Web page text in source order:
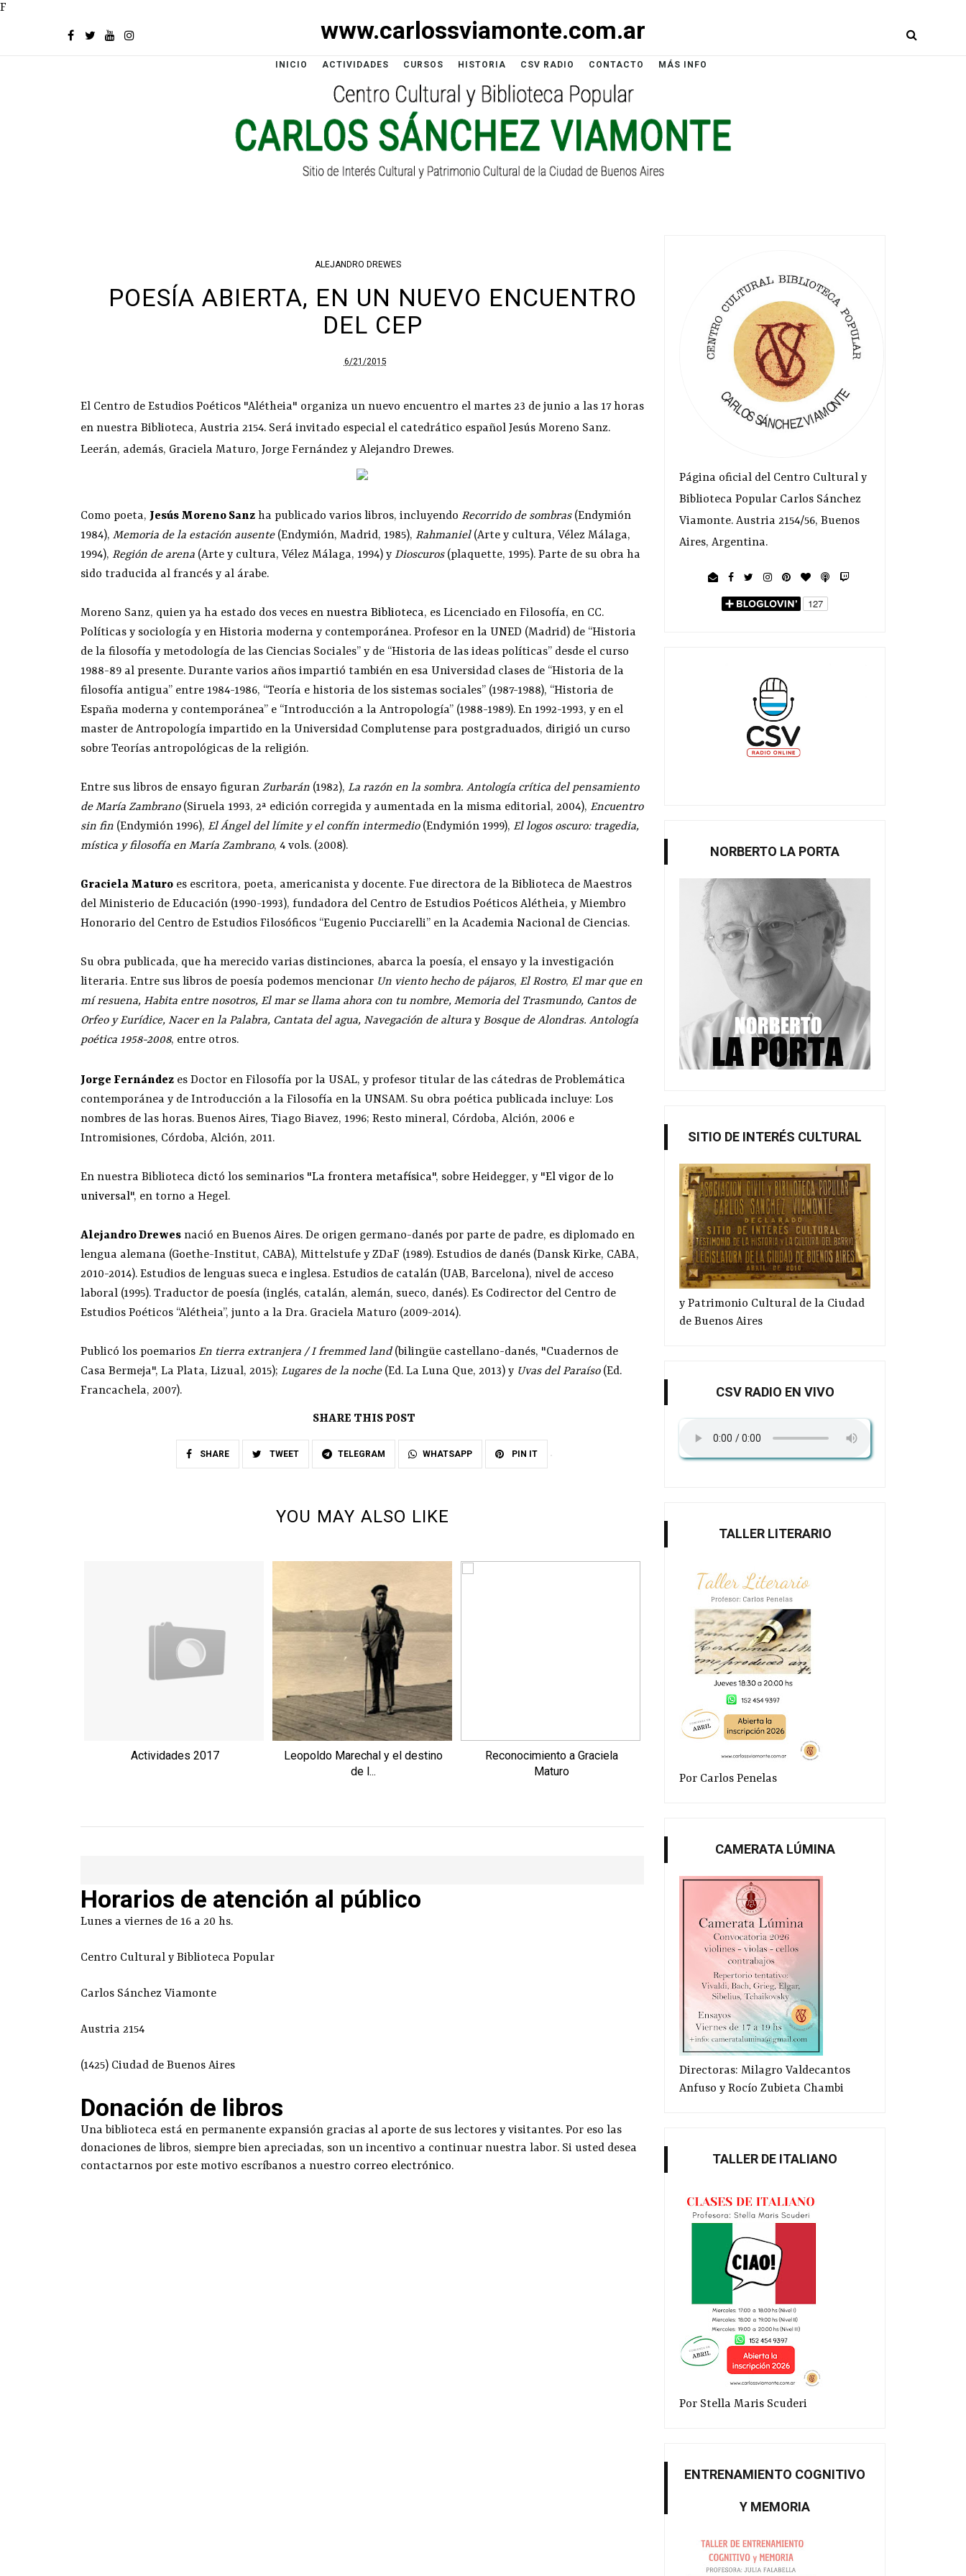
F
www.carlossviamonte.com.ar
INICIO ACTIVIDADES CURSOS HISTORIA CSV RADIO CONTACTO MÁS INFO
ALEJANDRO DREWES
POESÍA ABIERTA, EN UN NUEVO ENCUENTRO
DEL CEP
6/21/2015
El Centro de Estudios Poéticos "Alétheia" organiza un nuevo encuentro el martes 23 de junio a las 17 horas
en nuestra Biblioteca, Austria 2154. Será invitado especial el catedrático español Jesús Moreno Sanz.
Leerán, además, Graciela Maturo, Jorge Fernández y Alejandro Drewes.
Como poeta, Jesús Moreno Sanz ha publicado varios libros, incluyendo Recorrido de sombras(Endymión
1984), Memoria de la estación ausente(Endymión, Madrid, 1985), Rahmaniel(Arte y cultura, Vélez Málaga,
1994), Región de arena (Arte y cultura, Vélez Málaga, 1994) y Dioscuros (plaquette, 1995). Parte de su obra ha
sido traducida al francés y al árabe.
Moreno Sanz, quien ya ha estado dos veces en nuestra Biblioteca, es Licenciado en Filosofía, en CC.
Políticas y sociología y en Historia moderna y contemporánea. Profesor en la UNED (Madrid) de “Historia
de la filosofía y metodología de las Ciencias Sociales” y de “Historia de las ideas políticas” desde el curso
1988-89 al presente. Durante varios años impartió también en esa Universidad clases de “Historia de la
filosofía antigua” entre 1984-1986, “Teoría e historia de los sistemas sociales” (1987-1988), “Historia de
España moderna y contemporánea” e “Introducción a la Antropología” (1988-1989). En 1992-1993, y en el
master de Antropología impartido en la Universidad Complutense para postgraduados, dirigió un curso
sobre Teorías antropológicas de la religión.
Entre sus libros de ensayo figuran Zurbarán (1982), La razón en la sombra. Antología crítica del pensamiento
de María Zambrano(Siruela 1993, 2ª edición corregida y aumentada en la misma editorial, 2004), Encuentro
sin fin (Endymión 1996), El Ángel del límite y el confín intermedio(Endymión 1999), El logos oscuro: tragedia,
mística y filosofía en María Zambrano, 4 vols. (2008).
Graciela Maturo es escritora, poeta, americanista y docente. Fue directora de la Biblioteca de Maestros
del Ministerio de Educación (1990-1993), fundadora del Centro de Estudios Poéticos Alétheia, y Miembro
Honorario del Centro de Estudios Filosóficos “Eugenio Pucciarelli” en la Academia Nacional de Ciencias.
Su obra publicada, que ha merecido varias distinciones, abarca la poesía, el ensayo y la investigación
literaria. Entre sus libros de poesía podemos mencionar Un viento hecho de pájaros, El Rostro, El mar que en
mí resuena, Habita entre nosotros, El mar se llama ahora con tu nombre, Memoria del Trasmundo, Cantos de
Orfeo y Eurídice, Nacer en la Palabra, Cantata del agua, Navegación de altura y Bosque de Alondras. Antología
poética 1958-2008, entre otros.
Jorge Fernández es Doctor en Filosofía por la USAL, y profesor titular de las cátedras de Problemática
contemporánea y de Introducción a la Filosofía en la UNSAM. Su obra poética publicada incluye: Los
nombres de las horas. Buenos Aires, Tiago Biavez, 1996; Resto mineral, Córdoba, Alción, 2006 e
Intromisiones, Córdoba, Alción, 2011.
En nuestra Biblioteca dictó los seminarios "La frontera metafísica", sobre Heidegger, y "El vigor de lo
universal", en torno a Hegel.
Alejandro Drewes nació en Buenos Aires. De origen germano-danés por parte de padre, es diplomado en
lengua alemana (Goethe-Institut, CABA), Mittelstufe y ZDaF (1989). Estudios de danés (Dansk Kirke, CABA,
2010-2014). Estudios de lenguas sueca e inglesa. Estudios de catalán (UAB, Barcelona), nivel de acceso
laboral (1995). Traductor de poesía (inglés, catalán, alemán, sueco, danés). Es Codirector del Centro de
Estudios Poéticos “Alétheia”, junto a la Dra. Graciela Maturo (2009-2014).
Publicó los poemarios En tierra extranjera / I fremmed land(bilingüe castellano-danés, "Cuadernos de
Casa Bermeja", La Plata, Lizual, 2015); Lugares de la noche (Ed. La Luna Que, 2013) y Uvas del Paraíso (Ed.
Francachela, 2007).
SHARE THIS POST
SHARE TWEET TELEGRAM WHATSAPP PIN IT
YOU MAY ALSO LIKE
Actividades 2017
Leopoldo Marechal y el destino
de l...
Reconocimiento a Graciela
Maturo
Oscar de Gyldenfeldt en la
Bibliote...
Horarios de atención al público
Lunes a viernes de 16 a 20 hs.
Centro Cultural y Biblioteca Popular
Carlos Sánchez Viamonte
Austria 2154
(1425) Ciudad de Buenos Aires
Donación de libros
Una biblioteca está en permanente expansión gracias al aporte de sus lectores y visitantes. Por eso las
donaciones de libros, siempre bien apreciadas, son un incentivo a continuar nuestra labor. Si usted desea
contactarnos por este motivo escríbanos a nuestro correo electrónico.
Página oficial del Centro Cultural y
Biblioteca Popular Carlos Sánchez
Viamonte. Austria 2154/56, Buenos
Aires, Argentina.
NORBERTO LA PORTA
SITIO DE INTERÉS CULTURAL
y Patrimonio Cultural de la Ciudad
de Buenos Aires
CSV RADIO EN VIVO
TALLER LITERARIO
Por Carlos Penelas
CAMERATA LÚMINA
Directoras: Milagro Valdecantos
Anfuso y Rocío Zubieta Chambi
TALLER DE ITALIANO
Por Stella Maris Scuderi
ENTRENAMIENTO COGNITIVO
Y MEMORIA